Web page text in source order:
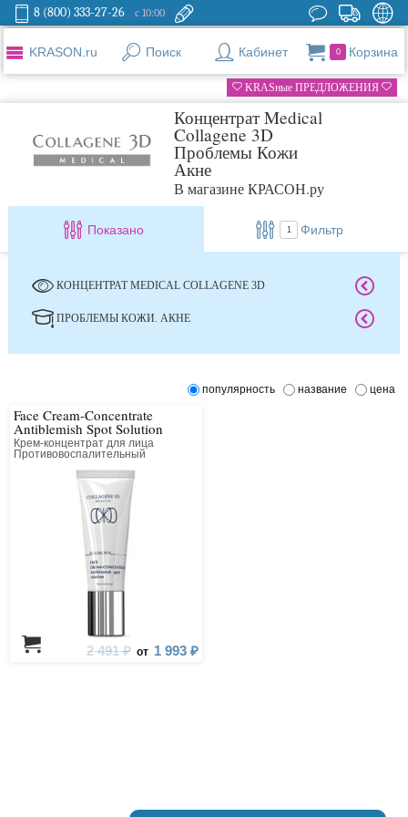
8 (800) 333-27-26 с 10:00
KRASON.ru Поиск Кабинет 0 Корзина
KRASные ПРЕДЛОЖЕНИЯ
Концентрат Medical
Collagene 3D
Проблемы Кожи
Акне
В магазине КРАСОН.ру
Показано 1 Фильтр
КОНЦЕНТРАТ MEDICAL COLLAGENE 3D
ПРОБЛЕМЫ КОЖИ. АКНЕ
популярность название цена
Face Cream-Concentrate
Antiblemish Spot Solution
Крем-концентрат для лица
Противовоспалительный
2 491 ₽ от 1 993 ₽